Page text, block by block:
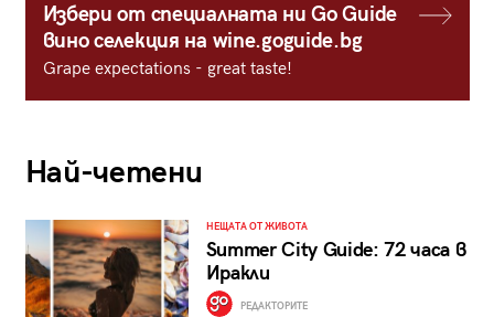
Избери от специалната ни Go Guide
вино селекция на wine.goguide.bg
Grape expectations - great taste!
Най-четени
НЕЩАТА ОТ ЖИВОТА
Summer City Guide: 72 часа в
Иракли
РЕДАКТОРИТЕ